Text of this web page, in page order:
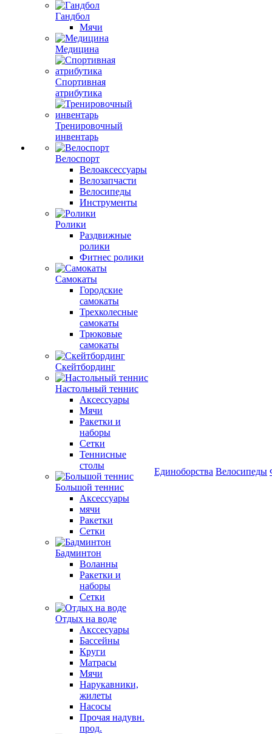
Гандбол
Мячи
Медицина
Спортивная
атрибутика
Тренировочный
инвентарь
Велоспорт
Велоаксессуары
Велозапчасти
Велосипеды
Инструменты
Ролики
Раздвижные
ролики
Фитнес ролики
Самокаты
Городские
самокаты
Трехколесные
самокаты
Трюковые
самокаты
Скейтбординг
Настольный теннис
Аксессуары
Мячи
Ракетки и
наборы
Сетки
Теннисные
столы
Большой теннис
Аксессуары
мячи
Ракетки
Сетки
Бадминтон
Воланны
Ракетки и
наборы
Сетки
Отдых на воде
Акссесуары
Бассейны
Круги
Матрасы
Мячи
Нарукавники,
жилеты
Насосы
Прочая надувн.
прод.
Единоборства Велосипеды